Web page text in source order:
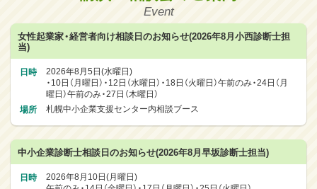
Event
女性起業家・経営者向け相談日のお知らせ(2026年8月小西診断士担
当)
日時
2026年8月5日(水曜日)
・10日（月曜日）・12日（水曜日）・18日（火曜日）午前のみ・24日（月
曜日）午前のみ・27日（木曜日）
場所 札幌中小企業支援センター内相談ブース
中小企業診断士相談日のお知らせ(2026年8月早坂診断士担当)
日時
2026年8月10日(月曜日)